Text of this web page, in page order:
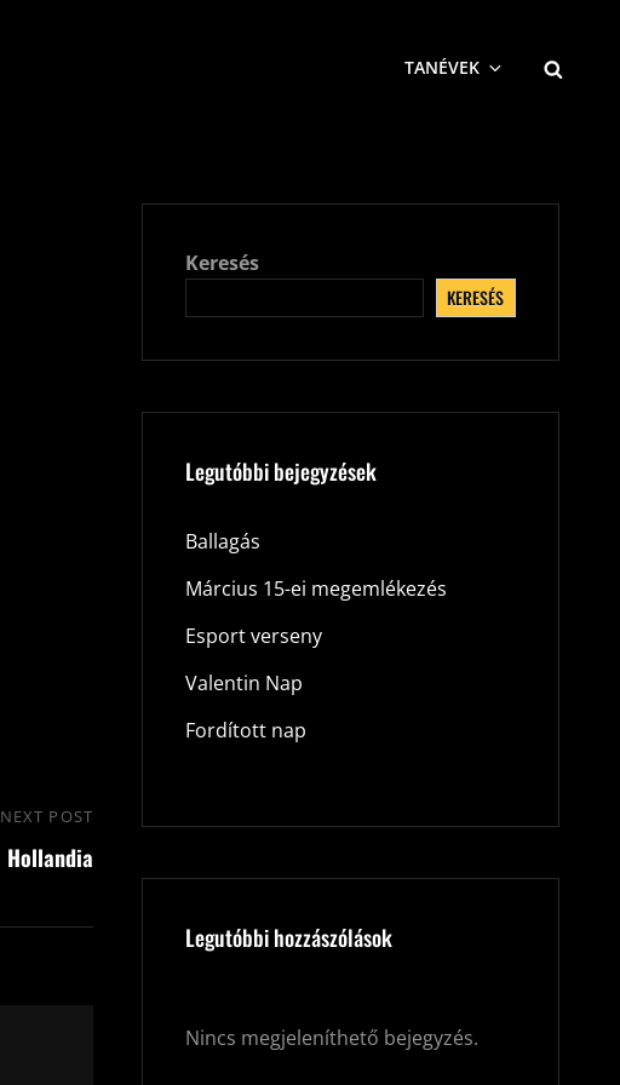
TANÉVEK
Next
Post
NEXT POST
Hollandia
Keresés
KERESÉS
Legutóbbi bejegyzések
Ballagás
Március 15-ei megemlékezés
Esport verseny
Valentin Nap
Fordított nap
Legutóbbi hozzászólások
Nincs megjeleníthető bejegyzés.